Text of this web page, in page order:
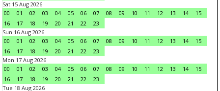
Sat 15 Aug 2026
00
01 02 03 04 05 06 07 08 09 10 11 12 13 14
15
16
17 18 19 20 21 22
23
Sun 16 Aug 2026
00
01 02 03 04 05 06 07 08 09 10 11 12 13 14
15
16
17 18 19 20 21 22
23
Mon 17 Aug 2026
00
01 02 03 04 05 06 07 08 09 10 11 12 13 14
15
16
17 18 19 20 21 22
23
Tue 18 Aug 2026